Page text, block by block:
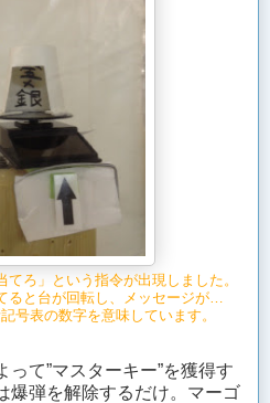
ろ」という指令が出現しました。
ると台が回転し、メッセージが…
号表の数字を意味しています。
て”マスターキー”を獲得す
爆弾を解除するだけ。マーゴ